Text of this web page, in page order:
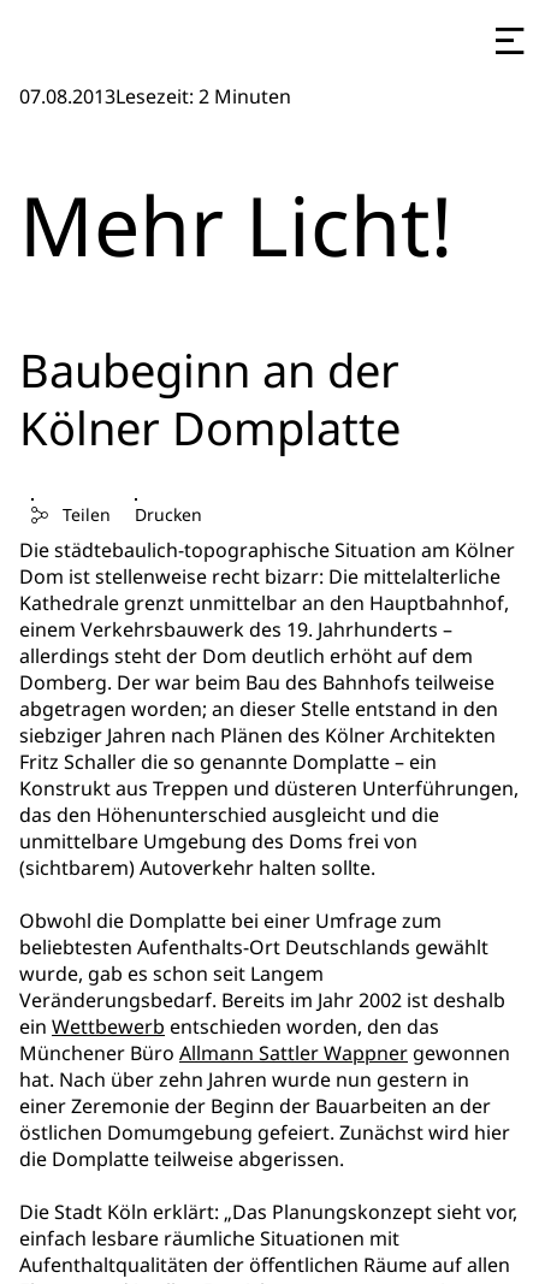
07.08.2013Lesezeit: 2 Minuten
Mehr Licht!
Baubeginn an der
Kölner Domplatte
Teilen Drucken
Die städtebaulich-topographische Situation am Kölner
Dom ist stellenweise recht bizarr: Die mittelalterliche
Kathedrale grenzt unmittelbar an den Hauptbahnhof,
einem Verkehrsbauwerk des 19. Jahrhunderts –
allerdings steht der Dom deutlich erhöht auf dem
Domberg. Der war beim Bau des Bahnhofs teilweise
abgetragen worden; an dieser Stelle entstand in den
siebziger Jahren nach Plänen des Kölner Architekten
Fritz Schaller die so genannte Domplatte – ein
Konstrukt aus Treppen und düsteren Unterführungen,
das den Höhenunterschied ausgleicht und die
unmittelbare Umgebung des Doms frei von
(sichtbarem) Autoverkehr halten sollte.
Obwohl die Domplatte bei einer Umfrage zum
beliebtesten Aufenthalts-Ort Deutschlands gewählt
wurde, gab es schon seit Langem
Veränderungsbedarf. Bereits im Jahr 2002 ist deshalb
ein Wettbewerb entschieden worden, den das
Münchener Büro Allmann Sattler Wappner gewonnen
hat. Nach über zehn Jahren wurde nun gestern in
einer Zeremonie der Beginn der Bauarbeiten an der
östlichen Domumgebung gefeiert. Zunächst wird hier
die Domplatte teilweise abgerissen.
Die Stadt Köln erklärt: „Das Planungskonzept sieht vor,
einfach lesbare räumliche Situationen mit
Aufenthaltqualitäten der öffentlichen Räume auf allen